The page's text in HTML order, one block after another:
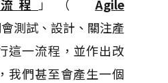
程 」（Agile
測試、設計、關注產
這一流程，並作出改
我們甚至會產生一個